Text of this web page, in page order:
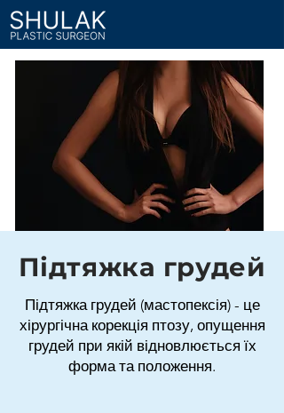
Підтяжка грудей
Підтяжка грудей (мастопексія) - це
хірургічна корекція птозу, опущення
грудей при якій відновлюється їх
форма та положення.